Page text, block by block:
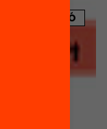
PUBLICACIÓ